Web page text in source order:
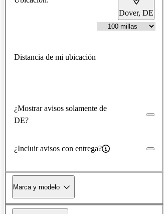
Dover, DE
Distancia de mi ubicación
¿Mostrar avisos solamente de
DE?
¿Incluir avisos con entrega?
Marca y modelo